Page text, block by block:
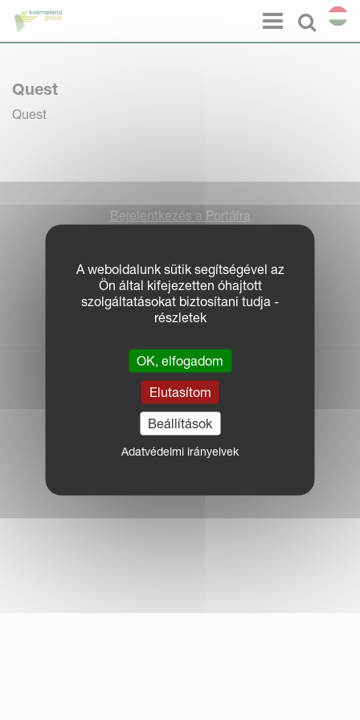
Select
Menu
Quest
Quest
Bejelentkezés a Portálra
Adatvédelem
|
Sütikre vonatkozó tájékoztatás
| © Kverneland AS
Süti preferenciák
A weboldalunk sütik segítségével az
Ön által kifejezetten óhajtott
szolgáltatásokat biztosítani tudja -
részletek
OK, elfogadom
Elutasítom
Beállítások
Adatvédelmi irányelvek